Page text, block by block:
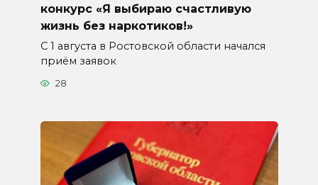
конкурс «Я выбираю счастливую
жизнь без наркотиков!»
С 1 августа в Ростовской области начался
приём заявок
28